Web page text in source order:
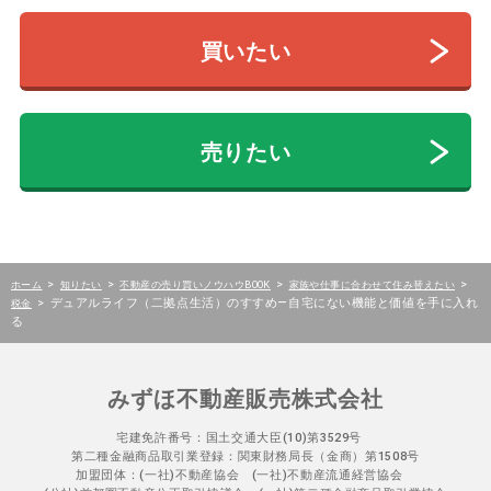
買いたい
売りたい
ホーム > 知りたい > 不動産の売り買いノウハウBOOK > 家族や仕事に合わせて住み替えたい >
税金 > デュアルライフ（二拠点生活）のすすめ―自宅にない機能と価値を手に入れ
る
みずほ不動産販売株式会社
宅建免許番号：国土交通大臣(10)第3529号
第二種金融商品取引業登録：関東財務局長（金商）第1508号
加盟団体：(一社)不動産協会 (一社)不動産流通経営協会